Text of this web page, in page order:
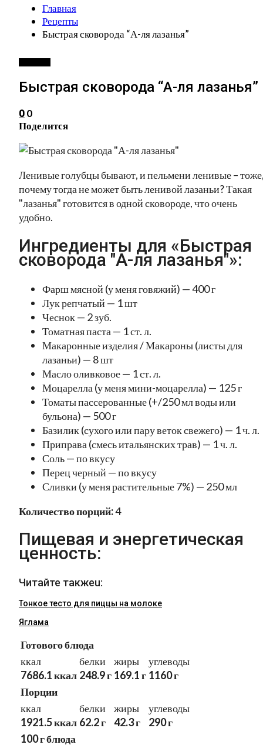
Главная
Рецепты
Быстрая сковорода “А-ля лазанья”
Быстрая сковорода “А-ля лазанья”
0 0
Поделится
Ленивые голубцы бывают, и пельмени ленивые –
почему тогда не может быть ленивой лазаньи? Такая
"лазанья" готовится в одной сковороде, что очень
удобно.
Ингредиенты для «Быстрая
сковорода "А-ля лазанья"»:
Фарш мясной (у меня говяжий) — 400 г
Лук репчатый — 1 шт
Чеснок — 2 зуб.
Томатная паста — 1 ст. л.
Макаронные изделия / Макароны (листы для
лазаньи) — 8 шт
Масло оливковое — 1 ст. л.
Моцарелла (у меня мини-моцарелла) — 125 г
Томаты пассерованные (+/250 мл воды или
бульона) — 500 г
Базилик (сухого или пару веток свежего) — 1 ч. л.
Приправа (смесь итальянских трав) — 1 ч. л.
Соль — по вкусу
Перец черный — по вкусу
Сливки (у меня растительные 7%) — 250 мл
Количество порций:4
Пищевая и энергетическая
ценность:
Читайте такжеu:
Тонкое тесто для пиццы на молоке
Яглама
Готового блюда
ккал
7686.1 ккал
белки
248.9 г
жиры
169.1 г
углеводы
1160 г
Порции
ккал
1921.5 ккал
белки
62.2 г
жиры
42.3 г
углеводы
290 г
100 г блюда